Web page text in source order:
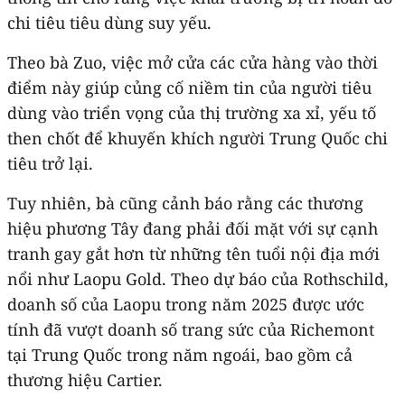
chi tiêu tiêu dùng suy yếu.
Theo bà Zuo, việc mở cửa các cửa hàng vào thời
điểm này giúp củng cố niềm tin của người tiêu
dùng vào triển vọng của thị trường xa xỉ, yếu tố
then chốt để khuyến khích người Trung Quốc chi
tiêu trở lại.
Tuy nhiên, bà cũng cảnh báo rằng các thương
hiệu phương Tây đang phải đối mặt với sự cạnh
tranh gay gắt hơn từ những tên tuổi nội địa mới
nổi như Laopu Gold. Theo dự báo của Rothschild,
doanh số của Laopu trong năm 2025 được ước
tính đã vượt doanh số trang sức của Richemont
tại Trung Quốc trong năm ngoái, bao gồm cả
thương hiệu Cartier.